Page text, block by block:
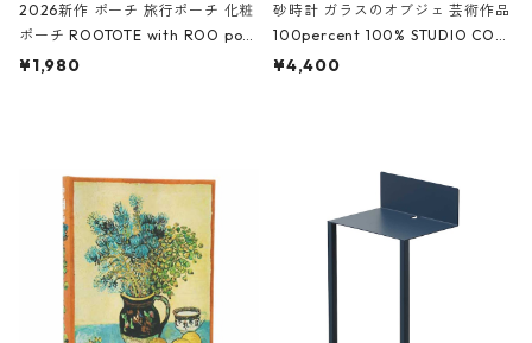
2026新作 ポーチ 旅行ポーチ 化粧
ポーチ ROOTOTE with ROO pou
ch 3532 ルートート WR.ポーチ.ラ
¥1,980
砂時計 ガラスのオブジェ 芸術作品
100percent 100% STUDIO COH
AKU Timeless 100パーセント ス
¥4,400